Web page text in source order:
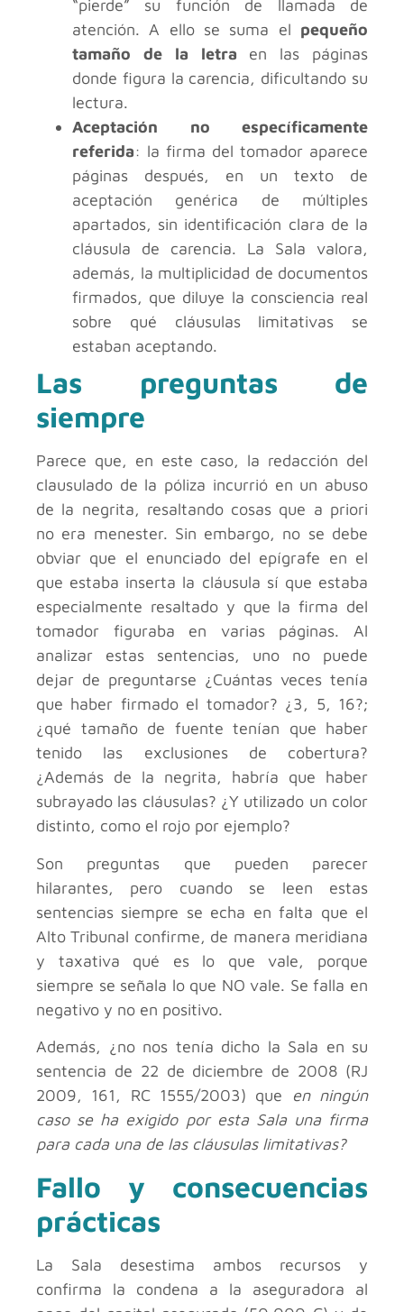
“pierde” su función de llamada de
atención. A ello se suma el pequeño
tamaño de la letra en las páginas
donde figura la carencia, dificultando su
lectura.
Aceptación no específicamente
referida: la firma del tomador aparece
páginas después, en un texto de
aceptación genérica de múltiples
apartados, sin identificación clara de la
cláusula de carencia. La Sala valora,
además, la multiplicidad de documentos
firmados, que diluye la consciencia real
sobre qué cláusulas limitativas se
estaban aceptando.
Las preguntas de
siempre
Parece que, en este caso, la redacción del
clausulado de la póliza incurrió en un abuso
de la negrita, resaltando cosas que a priori
no era menester. Sin embargo, no se debe
obviar que el enunciado del epígrafe en el
que estaba inserta la cláusula sí que estaba
especialmente resaltado y que la firma del
tomador figuraba en varias páginas. Al
analizar estas sentencias, uno no puede
dejar de preguntarse ¿Cuántas veces tenía
que haber firmado el tomador? ¿3, 5, 16?;
¿qué tamaño de fuente tenían que haber
tenido las exclusiones de cobertura?
¿Además de la negrita, habría que haber
subrayado las cláusulas? ¿Y utilizado un color
distinto, como el rojo por ejemplo?
Son preguntas que pueden parecer
hilarantes, pero cuando se leen estas
sentencias siempre se echa en falta que el
Alto Tribunal confirme, de manera meridiana
y taxativa qué es lo que vale, porque
siempre se señala lo que NO vale. Se falla en
negativo y no en positivo.
Además, ¿no nos tenía dicho la Sala en su
sentencia de 22 de diciembre de 2008 (RJ
2009, 161, RC 1555/2003) que
en ningún
caso se ha exigido por esta Sala una firma
para cada una de las cláusulas limitativas?
Fallo y consecuencias
prácticas
La Sala desestima ambos recursos y
confirma la condena a la aseguradora al